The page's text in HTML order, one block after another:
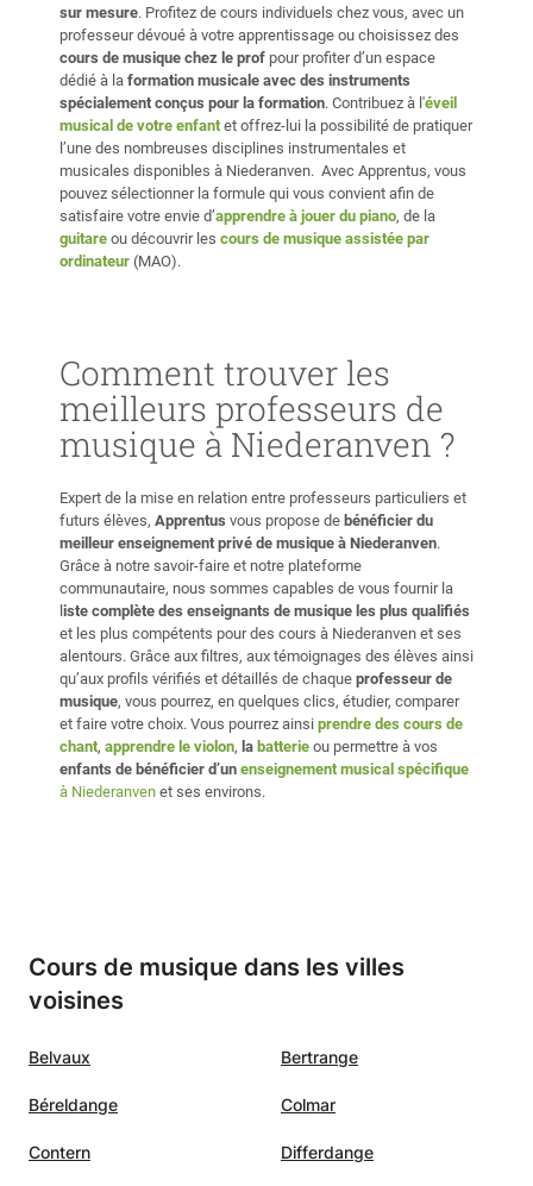
sur mesure. Profitez de cours individuels chez vous, avec un
professeur dévoué à votre apprentissage ou choisissez des
cours de musique chez le prof pour profiter d’un espace
dédié à la formation musicale avec des instruments
spécialement conçus pour la formation. Contribuez à l'éveil
musical de votre enfant et offrez-lui la possibilité de pratiquer
l’une des nombreuses disciplines instrumentales et
musicales disponibles à Niederanven. Avec Apprentus, vous
pouvez sélectionner la formule qui vous convient afin de
satisfaire votre envie d’apprendre à jouer du piano, de la
guitare ou découvrir les cours de musique assistée par
ordinateur (MAO).
Comment trouver les
meilleurs professeurs de
musique à Niederanven ?
Expert de la mise en relation entre professeurs particuliers et
futurs élèves, Apprentus vous propose de bénéficier du
meilleur enseignement privé de musique à Niederanven.
Grâce à notre savoir-faire et notre plateforme
communautaire, nous sommes capables de vous fournir la
iste complète des enseignants de musique les plus qualifiés
et les plus compétents pour des cours à Niederanven et ses
alentours. Grâce aux filtres, aux témoignages des élèves ainsi
qu’aux profils vérifiés et détaillés de chaque professeur de
musique, vous pourrez, en quelques clics, étudier, comparer
et faire votre choix. Vous pourrez ainsi prendre des cours de
chant, apprendre le violon, la batterie ou permettre à vos
enfants de bénéficier d’un enseignement musical spécifique
à Niederanven et ses environs.
Cours de musique dans les villes
voisines
Belvaux Bertrange
Béreldange Colmar
Contern Differdange